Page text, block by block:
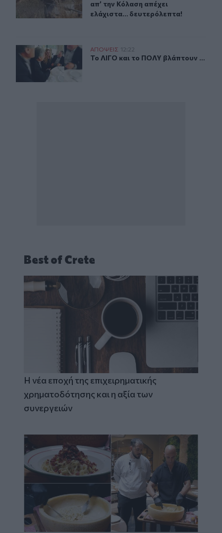
απ’ την Κόλαση απέχει
ελάχιστα… δευτερόλεπτα!
Το ΛΙΓΟ και το ΠΟΛΥ βλάπτουν …
ΑΠΟΨΕΙΣ 12:22
Το ΛΙΓΟ και το ΠΟΛΥ βλάπτουν …
Το ΛΙΓΟ και το ΠΟΛΥ βλάπτουν …
Best of Crete
Η νέα εποχή της επιχειρηματικής
χρηματοδότησης και η αξία των
συνεργειών